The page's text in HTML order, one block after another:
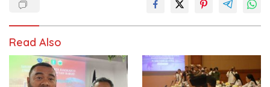
Read Also